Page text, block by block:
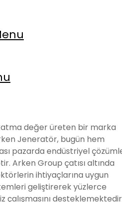
katma değer üreten bir marka
Jeneratör, bugün hem
pazarda endüstriyel
Arken Group çatısı altında
ihtiyaçlarına uygun
geliştirerek yüzlerce